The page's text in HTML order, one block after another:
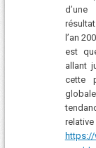
l’an
est
allant
cette